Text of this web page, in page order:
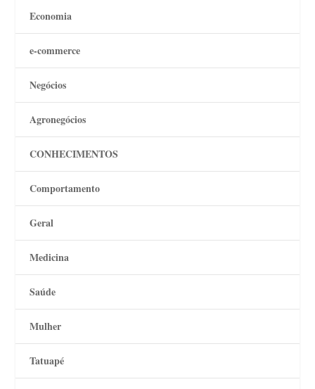
Economia
e-commerce
Negócios
Agronegócios
CONHECIMENTOS
Comportamento
Geral
Medicina
Saúde
Mulher
Tatuapé